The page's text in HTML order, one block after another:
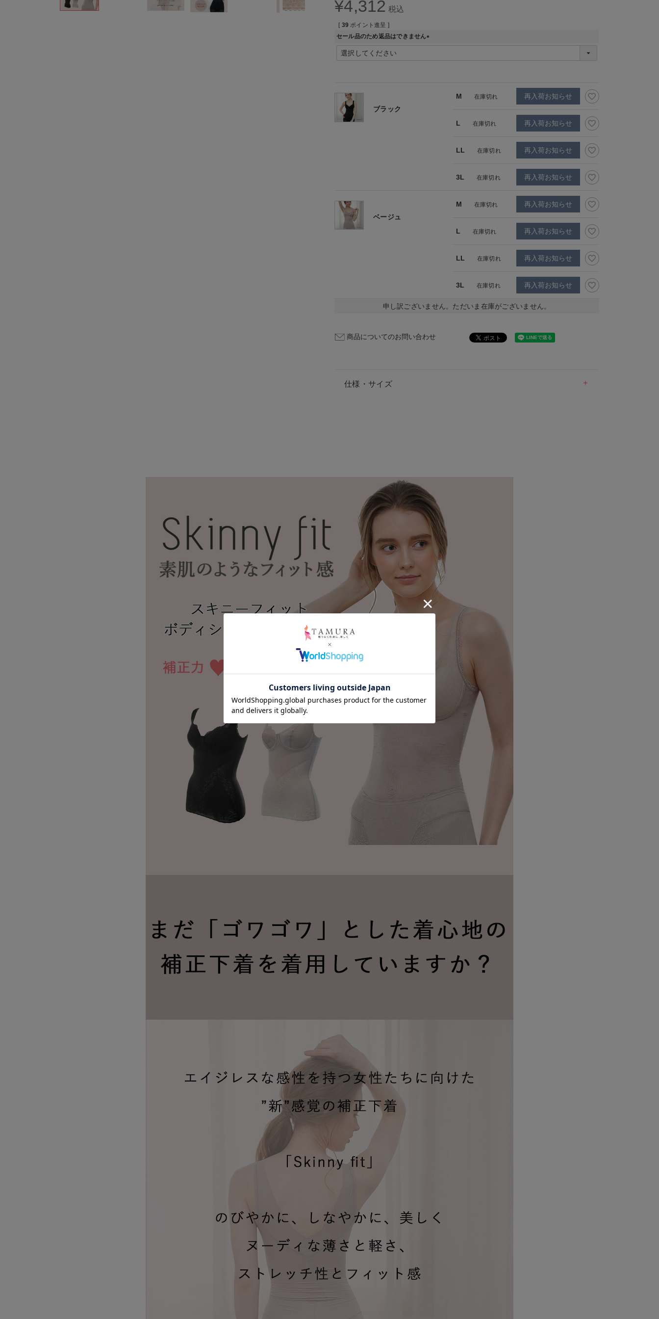
¥4,312 税込
[ 39 ポイント進呈 ]
セール品のため返品はできません
ブラック
M 在庫切れ 再入荷お知らせ
L 在庫切れ 再入荷お知らせ
LL 在庫切れ 再入荷お知らせ
3L 在庫切れ 再入荷お知らせ
ベージュ
M 在庫切れ 再入荷お知らせ
L 在庫切れ 再入荷お知らせ
LL 在庫切れ 再入荷お知らせ
3L 在庫切れ 再入荷お知らせ
申し訳ございません。ただいま在庫がございません。
商品についてのお問い合わせ
仕様・サイズ